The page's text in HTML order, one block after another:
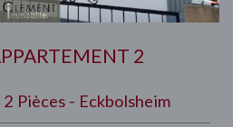
2
Pièces - Eckbolsheim